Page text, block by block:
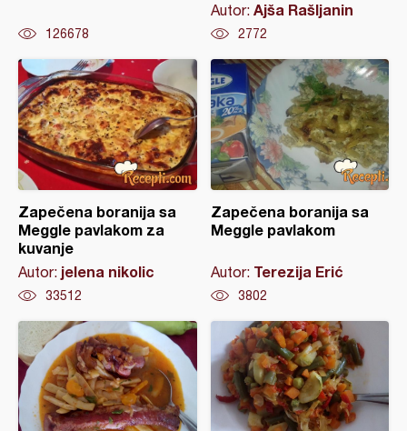
126678
Autor: Ajša Rašljanin
2772
Zapečena boranija sa
Meggle pavlakom za
kuvanje
Autor: jelena nikolic
33512
Zapečena boranija sa
Meggle pavlakom
Autor: Terezija Erić
3802